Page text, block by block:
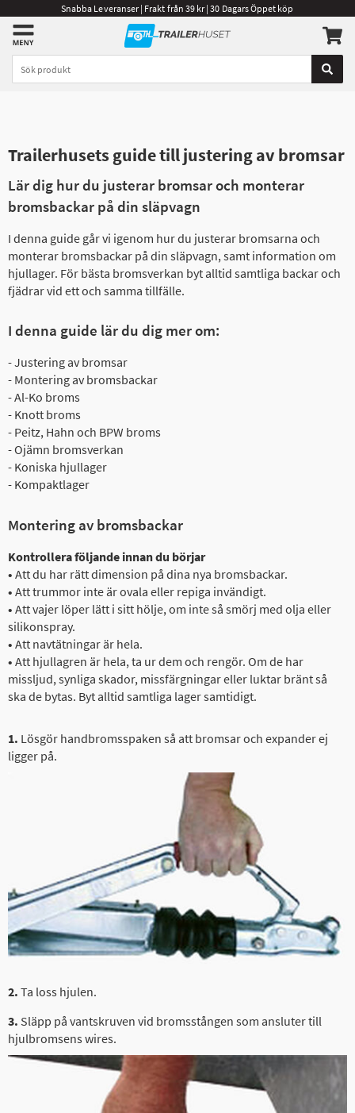
Snabba Leveranser | Frakt från 39 kr | 30 Dagars Öppet köp
Trailerhusets guide till justering av bromsar
Lär dig hur du justerar bromsar och monterar
bromsbackar på din släpvagn
I denna guide går vi igenom hur du justerar bromsarna och
monterar bromsbackar på din släpvagn, samt information om
hjullager. För bästa bromsverkan byt alltid samtliga backar och
fjädrar vid ett och samma tillfälle.
I denna guide lär du dig mer om:
- Justering av bromsar
- Montering av bromsbackar
- Al-Ko broms
- Knott broms
- Peitz, Hahn och BPW broms
- Ojämn bromsverkan
- Koniska hjullager
- Kompaktlager
Montering av bromsbackar
Kontrollera följande innan du börjar
• Att du har rätt dimension på dina nya bromsbackar.
• Att trummor inte är ovala eller repiga invändigt.
• Att vajer löper lätt i sitt hölje, om inte så smörj med olja eller
silikonspray.
• Att navtätningar är hela.
• Att hjullagren är hela, ta ur dem och rengör. Om de har
missljud, synliga skador, missfärgningar eller luktar bränt så
ska de bytas. Byt alltid samtliga lager samtidigt.
1. Lösgör handbromsspaken så att bromsar och expander ej
ligger på.
2. Ta loss hjulen.
3. Släpp på vantskruven vid bromsstången som ansluter till
hjulbromsens wires.